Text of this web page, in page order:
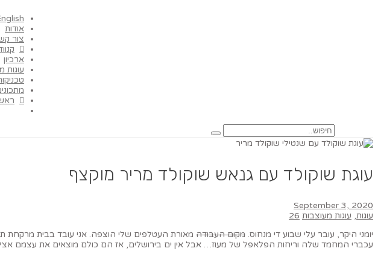
אודות
צור
ארכיון
עוגות
עוגת שוקולד עם גנאש שוקולד מריר מוקצף
September 3, 2020
עוגות, עוגות מעוצבות 26
יומני היקר, עובר עלי שבוע די מנחוס. מקום העבודה מאורת העטלפים שלי הוצפה. אני עובד בבית מרקחת תת
עכברי המחמד שלה וריחות הפלאפל של מעוז… אבל אין ים בירושלים, אז הם כולם מוצאים את עצמם